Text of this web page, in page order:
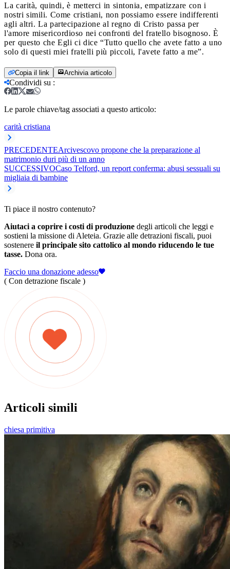
La carità, quindi, è metterci in sintonia, empatizzare con i
nostri simili. Come cristiani, non possiamo essere indifferenti
agli altri. La partecipazione al regno di Cristo passa per
l'amore misericordioso nei confronti del fratello bisognoso. È
per questo che Egli ci dice “Tutto quello che avete fatto a uno
solo di questi miei fratelli più piccoli, l'avete fatto a me”.
Copia il link Archivia articolo
Condividi su :
Le parole chiave/tag associati a questo articolo:
carità cristiana
PRECEDENTEArcivescovo propone che la preparazione al
matrimonio duri più di un anno
SUCCESSIVOCaso Telford, un report conferma: abusi sessuali su
migliaia di bambine
Ti piace il nostro contenuto?
Aiutaci a coprire i costi di produzione degli articoli che leggi e
sostieni la missione di Aleteia. Grazie alle detrazioni fiscali, puoi
sostenere il principale sito cattolico al mondo riducendo le tue
tasse. Dona ora.
Faccio una donazione adesso
( Con detrazione fiscale )
Articoli simili
chiesa primitiva